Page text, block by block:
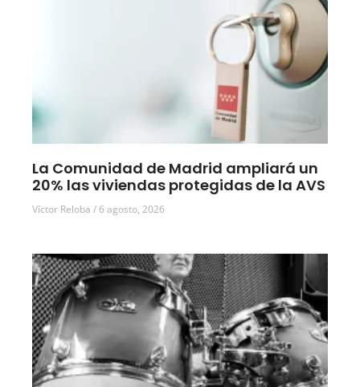
La Comunidad de Madrid ampliará un
20% las viviendas protegidas de la AVS
Víctor Reloba 6 agosto, 2026